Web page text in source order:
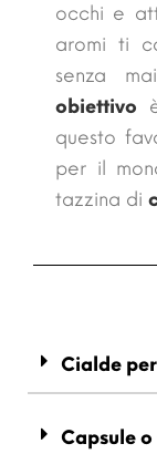
occhi e
aromi ti
senza
obiettivo
questo
per il
tazzina di
Cialde
Capsule